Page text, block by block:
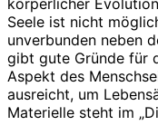
körperlicher
Seele ist nicht
unverbunden neben
gibt gute Gründe für
Aspekt des
ausreicht, um
Materielle steht im